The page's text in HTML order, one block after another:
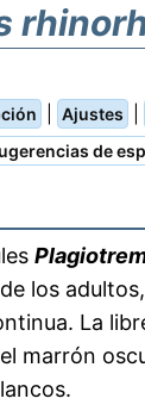
Ajustes
de
los
La
marrón